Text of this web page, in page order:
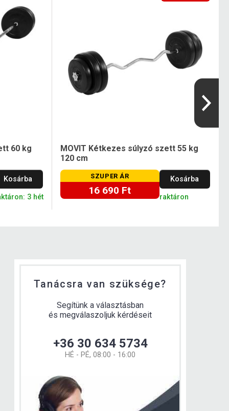
60 kg
Kosárba
3 hét
MOVIT Kétkezes súlyzó szett 55 kg
120 cm
SZUPER ÁR
16 690 Ft
Kosárba
raktáron
Tanácsra van szüksége?
Segítünk a választásban
és megválaszoljuk kérdéseit
+36 30 634 5734
HÉ - PÉ, 08:00 - 16:00